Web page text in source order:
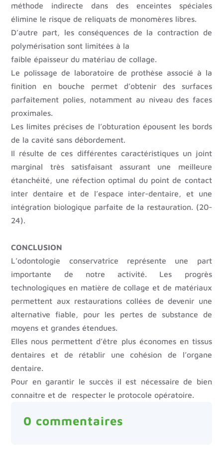
méthode indirecte dans des enceintes spéciales
élimine le risque de reliquats de monomères libres.
D’autre part, les conséquences de la contraction de
polymérisation sont limitées à la
faible épaisseur du matériau de collage.
Le polissage de laboratoire de prothèse associé à la
finition en bouche permet d’obtenir des surfaces
parfaitement polies, notamment au niveau des faces
proximales.
Les limites précises de l’obturation épousent les bords
de la cavité sans débordement.
Il résulte de ces différentes caractéristiques un joint
marginal très satisfaisant assurant une meilleure
étanchéité, une réfection optimal du point de contact
inter dentaire et de l’espace inter-dentaire, et une
intégration biologique parfaite de la restauration. (20-
24).
CONCLUSION
L’odontologie conservatrice représente une part
importante de notre activité. Les progrès
technologiques en matière de collage et de matériaux
permettent aux restaurations collées de devenir une
alternative fiable, pour les pertes de substance de
moyens et grandes étendues.
Elles nous permettent d’être plus économes en tissus
dentaires et de rétablir une cohésion de l’organe
dentaire.
Pour en garantir le succès il est nécessaire de bien
connaitre et de respecter le protocole opératoire.
0 commentaires